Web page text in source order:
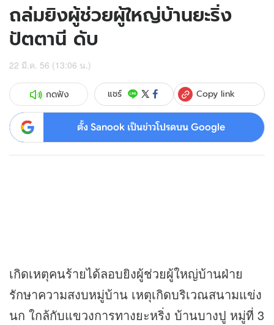
ถล่มยิงผู้ช่วยผู้ใหญ่บ้านยะริ่ง
ปัตตานี ดับ
22 มี.ค. 56 (13:06 น.)
กดฟัง แชร์ Copy link
ตั้ง Sanook เป็นข่าวโปรดบน Google
เกิดเหตุคนร้ายได้ลอบยิงผู้ช่วยผู้ใหญ่บ้านฝ่าย
รักษาความสงบหมู่บ้าน เหตุเกิดบริเวณสนามแข่ง
นก ใกล้กับแขวงการทางยะหริ่ง บ้านบางปู หมู่ที่ 3